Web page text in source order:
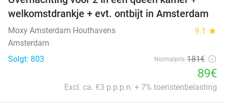
welkomstdrankje + evt. ontbijt in Amsterdam
Moxy Amsterdam Houthavens 9.1 star
Amsterdam
Solgt: 803
Normalpris 181€
89€
Excl. ca. €3 p.p.p.n. + 7% toeristenbelasting